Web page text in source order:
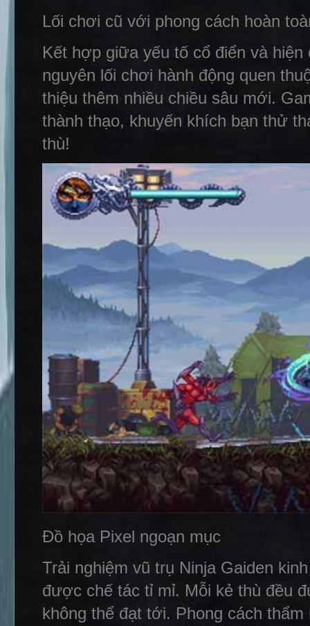
Lối chơi cũ với phong cách hoàn
Kết hợp giữa yếu tố cổ điển và
nguyên lối chơi hành động quen
thiệu thêm nhiều chiều sâu mới.
thành thạo, khuyến khích bạn thử
thù!
Đồ họa Pixel ngoạn mục
Trải nghiệm vũ trụ Ninja Gaiden
được chế tác tỉ mỉ. Mỗi kẻ thù đều
không thể đạt tới. Phong cách